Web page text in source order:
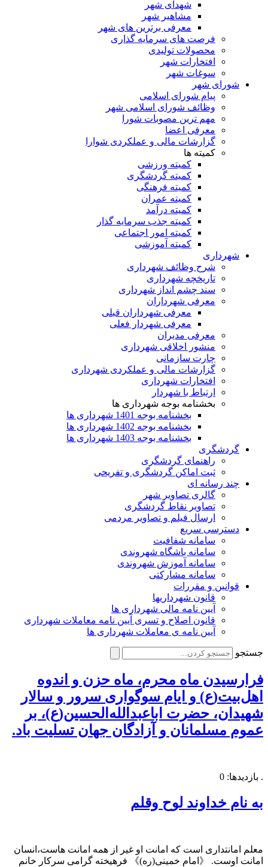
شهدای شهر
مشاهیر شهر
معرفی برترین های شهر
فرصت های سرمایه گذاری
محصولات تولیدی
افتخارات شهر
سوغات شهر
شورای شهر
پیام شورای اسلامی
وظائف شورای اسلامی شهر
مهم ترین مصوبات شورا
معرفی اعضا
گزارشات مالی و عملکردی شوارا
کمیته ها
کمیته ورزشی
کمیته گردشگری
کمیته فرهنگی
کمیته عمران
کمیته درآمد
کمیته جذب سرمایه گذار
کمیته امور اجتماعی
کمیته آموزشی
شهرداری
شرح وظائف شهرداری
تاریخچه شهرداری
سند چشم انداز شهرداری
معرفی شهرداران
معرفی شهرداران قبلی
معرفی شهردار فعلی
معرفی مدیران
منشور اخلاقی شهرداری
چارت سازمانی
گزارشات مالی و عملکردی شهرداری
افتخارات شهرداری
ارتباط با شهردار
بخشنامه بوجه شهرداری ها
بخشنامه بوجه 1401 شهرداری ها
بخشنامه بوجه 1402 شهرداری ها
بخشنامه بوجه 1403 شهرداری ها
گردشگری
راهنمای گردشگری
ثبت اماکن گردشگری و تفریحی
چند رسانه ای
گالری تصاویر شهر
تصاویر نقاط گردشگری
ارسال فیلم و تصاویر مردمی
دسترسی سریع
سامانه شفافیت
سامانه باشگاه شهروندی
سامانه آموزش شهروندی
سامانه مشارکتی
قوانین و مقررات
قانون شهرداریها
آیین نامه مالی شهرداری ها
قانون اصلاح و تسری آیین نامه معاملات شهرداری
آیین نامه ی معاملات شهرداری ها
جستجو
فرارسیدن ماه محرم، ماه حزن و اندوه
اهل‌بیت(ع) و ایام سوگواری سرور و سالار
شهیدان، حضرت اباعبدالله‌الحسین(ع)، بر
عموم مسلمانان و آزادگان جهان تسلیت باد.
. بازدیدها: 0
به نام خداوند لوح وقلم
معلم امانتداری است که امانت او غیر از همه امانت هاست،انسان
امانت اوست. 《امام خمینی(ره)》 فرهیخته گرامی سرکار خانم